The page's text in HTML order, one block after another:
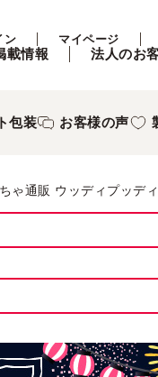
ン マイページ
載情報 法人のお
包装 お客様の声
ゃ通販 ウッディプッディ